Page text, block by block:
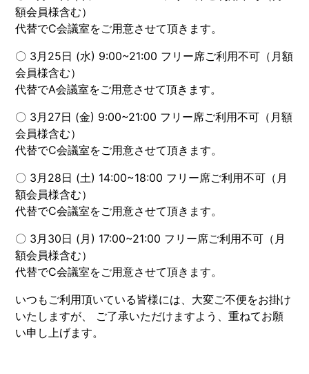
額会員様含む）
代替でC会議室をご用意させて頂きます。
〇 3月25日 (水) 9:00~21:00 フリー席ご利用不可（月額
会員様含む）
代替でA会議室をご用意させて頂きます。
〇 3月27日 (金) 9:00~21:00 フリー席ご利用不可（月額
会員様含む）
代替でC会議室をご用意させて頂きます。
〇 3月28日 (土) 14:00~18:00 フリー席ご利用不可（月
額会員様含む）
代替でC会議室をご用意させて頂きます。
〇 3月30日 (月) 17:00~21:00 フリー席ご利用不可（月
額会員様含む）
代替でC会議室をご用意させて頂きます。
いつもご利用頂いている皆様には、大変ご不便をお掛け
いたしますが、 ご了承いただけますよう、重ねてお願
い申し上げます。